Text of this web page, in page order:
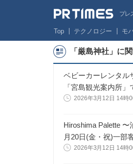
プレ
Top テクノロジー モ
「厳島神社」に
ベビーカーレンタル
「宮島観光案内所
2026年3月12日 14時
Hiroshima Palette
月20日(金・祝)一部
2026年3月12日 14時